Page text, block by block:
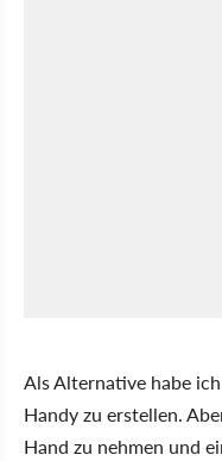
Als Alternative habe
Handy zu erstellen.
Hand zu nehmen und